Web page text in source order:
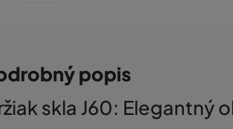
popis
skla J60: Elegantný